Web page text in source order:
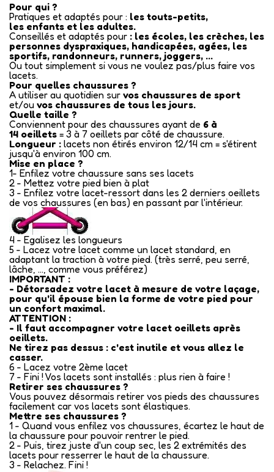
Pour qui ?
Pratiques et adaptés pour : les touts-petits,
les enfants et les adultes.
Conseillés et adaptés pour : les écoles, les crèches, les
personnes dyspraxiques, handicapées, agées, les
sportifs, randonneurs, runners, joggers, ...
Ou tout simplement si vous ne voulez pas/plus faire vos
lacets.
Pour quelles chaussures ?
A utiliser au quotidien sur vos chaussures de sport
et/ou vos chaussures de tous les jours.
Quelle taille ?
Conviennent pour des chaussures ayant de 6 à
14 oeillets = 3 à 7 oeillets par côté de chaussure.
Longueur : lacets non étirés environ 12/14 cm = s'étirent
jusqu'à environ 100 cm.
Mise en place ?
1- Enfilez votre chaussure sans ses lacets
2 - Mettez votre pied bien à plat
3 - Enfilez votre lacet-ressort dans les 2 derniers oeillets
de vos chaussures (en bas) en passant par l'intérieur.
4 - Egalisez les longueurs
5 - Lacez votre lacet comme un lacet standard, en
adaptant la traction à votre pied. (très serré, peu serré,
lâche, ..., comme vous préférez)
IMPORTANT :
- Détorsadez votre lacet à mesure de votre laçage,
pour qu'il épouse bien la forme de votre pied pour
un confort maximal.
ATTENTION :
- Il faut accompagner votre lacet oeillets après
oeillets.
Ne tirez pas dessus : c'est inutile et vous allez le
casser.
6 - Lacez votre 2ème lacet
7 - Fini ! Vos lacets sont installés : plus rien à faire !
Retirer ses chaussures ?
Vous pouvez désormais retirer vos pieds des chaussures
facilement car vos lacets sont élastiques.
Mettre ses chaussures ?
1 - Quand vous enfilez vos chaussures, écartez le haut de
la chaussure pour pouvoir rentrer le pied.
2 - Puis, tirez juste d'un coup sec, les 2 extrémités des
lacets pour resserrer le haut de la chaussure.
3 - Relachez. Fini !